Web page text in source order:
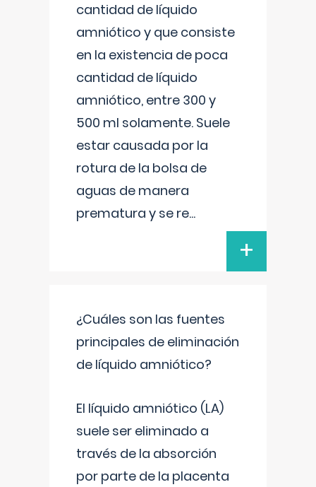
cantidad de líquido
amniótico y que consiste
en la existencia de poca
cantidad de líquido
amniótico, entre 300 y
500 ml solamente. Suele
estar causada por la
rotura de la bolsa de
aguas de manera
prematura y se re...
+
¿Cuáles son las fuentes
principales de eliminación
de líquido amniótico?
El líquido amniótico (LA)
suele ser eliminado a
través de la absorción
por parte de la placenta